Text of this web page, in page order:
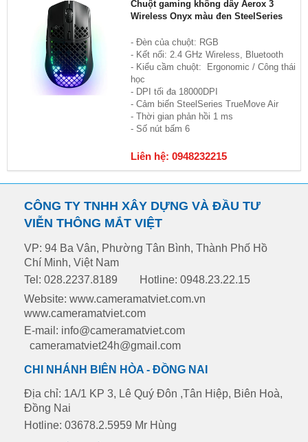
Chuột gaming không dây Aerox 3
Wireless Onyx màu đen SteelSeries
- Đèn của chuột: RGB
- Kết nối: 2.4 GHz Wireless, Bluetooth
- Kiểu cầm chuột: Ergonomic / Công thái
học
- DPI tối đa 18000DPI
- Cảm biến SteelSeries TrueMove Air
- Thời gian phản hồi 1 ms
- Số nút bấm 6
Liên hệ: 0948232215
CÔNG TY TNHH XÂY DỰNG VÀ ĐẦU TƯ
VIỄN THÔNG MẮT VIỆT
VP: 94 Ba Vân, Phường Tân Bình, Thành Phố Hồ
Chí Minh, Việt Nam
Tel: 028.2237.8189
Hotline: 0948.23.22.15
Website: www.cameramatviet.com.vn
www.cameramatviet.com
E-mail: info@cameramatviet.com
cameramatviet24h@gmail.com
CHI NHÁNH BIÊN HÒA - ĐỒNG NAI
Địa chỉ: 1A/1 KP 3, Lê Quý Đôn ,Tân Hiệp, Biên Hoà,
Đồng Nai
Hotline: 03678.2.5959 Mr Hùng